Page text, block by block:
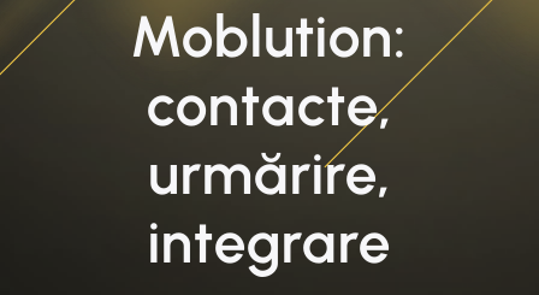
Moblution:
contacte,
urmărire,
integrare